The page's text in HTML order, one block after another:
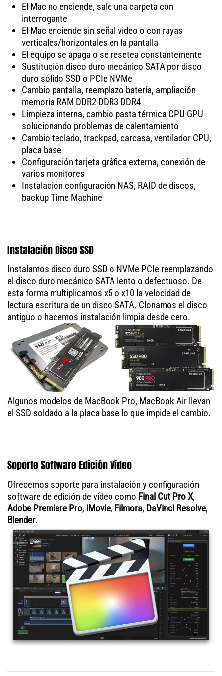
El Mac no enciende, sale una carpeta con
interrogante
El Mac enciende sin señal video o con rayas
verticales/horizontales en la pantalla
El equipo se apaga o se resetea constantemente
Sustitución disco duro mecánico SATA por disco
duro sólido SSD o PCIe NVMe
Cambio pantalla, reemplazo batería, ampliación
memoria RAM DDR2 DDR3 DDR4
Limpieza interna, cambio pasta térmica CPU GPU
solucionando problemas de calentamiento
Cambio teclado, trackpad, carcasa, ventilador CPU,
placa base
Configuración tarjeta gráfica externa, conexión de
varios monitores
Instalación configuración NAS, RAID de discos,
backup Time Machine
Instalación Disco SSD
Instalamos disco duro SSD o NVMe PCIe reemplazando
el disco duro mecánico SATA lento o defectuoso. De
esta forma multiplicamos x5 o x10 la velocidad de
lectura escritura de un disco SATA. Clonamos el disco
antiguo o hacemos instalación limpia desde cero.
Algunos modelos de MacBook Pro, MacBook Air llevan
el SSD soldado a la placa base lo que impide el cambio.
Soporte Software Edición Vídeo
Ofrecemos soporte para instalación y configuración
software de edición de vídeo como Final Cut Pro X,
Adobe Premiere Pro, iMovie, Filmora, DaVinci Resolve,
Blender.